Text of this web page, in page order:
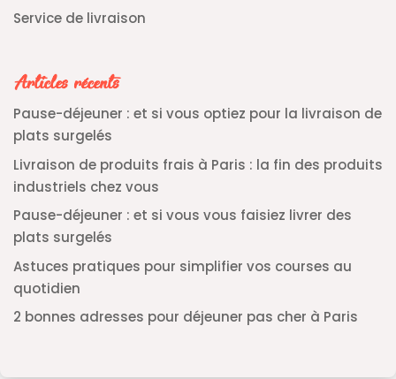
Service de livraison
Articles récents
Pause-déjeuner : et si vous optiez pour la livraison de
plats surgelés
Livraison de produits frais à Paris : la fin des produits
industriels chez vous
Pause-déjeuner : et si vous vous faisiez livrer des
plats surgelés
Astuces pratiques pour simplifier vos courses au
quotidien
2 bonnes adresses pour déjeuner pas cher à Paris